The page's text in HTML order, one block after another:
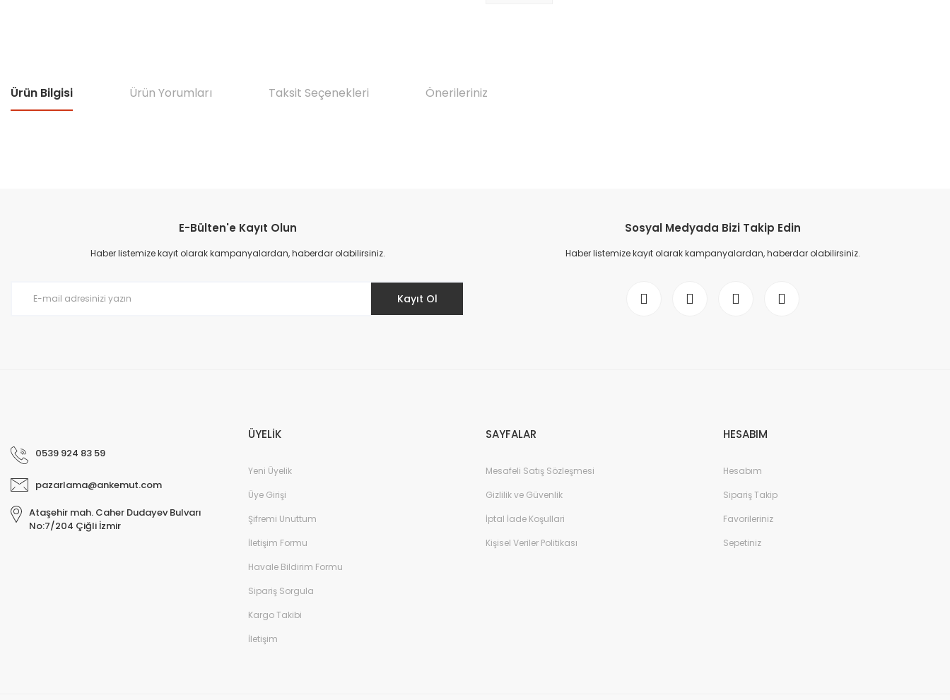
Ürün Bilgisi Ürün Yorumları Taksit Seçenekleri Önerileriniz
Ürün resmi kalitesiz, bozuk veya görüntülenemiyor.
Ürün açıklamasında eksik bilgiler bulunuyor.
E-Bülten'e Kayıt Olun
Haber listemize kayıt olarak kampanyalardan, haberdar olabilirsiniz.
Kayıt Ol
Sosyal Medyada Bizi Takip Edin
Haber listemize kayıt olarak kampanyalardan, haberdar olabilirsiniz.
0539 924 83 59
pazarlama@ankemut.com
Ataşehir mah. Caher Dudayev Bulvarı
No:7/204 Çiğli İzmir
ÜYELİK
Yeni Üyelik
Üye Girişi
Şifremi Unuttum
İletişim Formu
Havale Bildirim Formu
Sipariş Sorgula
Kargo Takibi
İletişim
SAYFALAR
Mesafeli Satış Sözleşmesi
Gizlilik ve Güvenlik
İptal İade Koşullari
Kişisel Veriler Politikası
HESABIM
Hesabım
Sipariş Takip
Favorileriniz
Sepetiniz